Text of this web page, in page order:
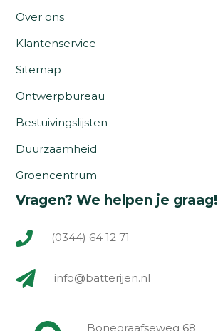
Over ons
Klantenservice
Sitemap
Ontwerpbureau
Bestuivingslijsten
Duurzaamheid
Groencentrum
Vragen? We helpen je graag!
(0344) 64 12 71
info@batterijen.nl
Bonegraafseweg 68